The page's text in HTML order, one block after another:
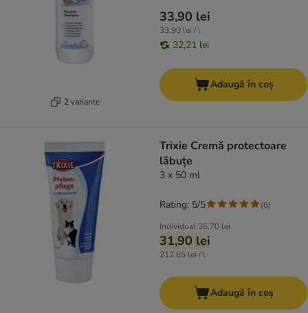
2 variante
33,90 lei
33,90 lei / l
32,21 lei
Adaugă în coș
Trixie Cremă protectoare
lăbuțe
3 x 50 ml
Individual 35,70 lei
31,90 lei
212,65 lei / l
Rating: 5/5 (6)
Adaugă în coș